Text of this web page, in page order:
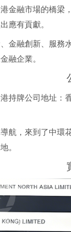
金融市場的橋梁
應有貢獻。
金融創新、服務
融企業。
持牌公司地址：
航，來到了中環
。